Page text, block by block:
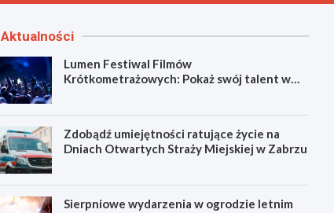
Aktualności
Lumen Festiwal Filmów
Krótkometrażowych: Pokaż swój talent w
Zdobądź umiejętności ratujące życie na
Dniach Otwartych Straży Miejskiej w Zabrzu
Sierpniowe wydarzenia w ogrodzie letnim